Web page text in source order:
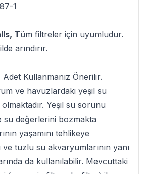
1
Tüm filtreler için uyumludur.
arındırır.
Kullanmanız Önerilir.
ve havuzlardaki yeşil su
Yeşil su sorunu
değerlerini bozmakta
yaşamını tehlikeye
ve tuzlu su akvaryumlarının yanı
da kullanılabilir. Mevcuttaki